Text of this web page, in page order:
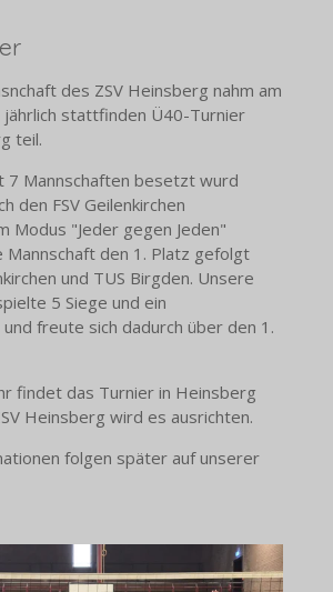
des ZSV Heinsberg nahm am
jährlich stattfinden Ü40-Turnier
teil.
7 Mannschaften besetzt wurd
den FSV Geilenkirchen
Modus "Jeder gegen Jeden"
den 1. Platz gefolgt
und TUS Birgden. Unsere
5 Siege und ein
freute sich dadurch über den 1.
findet das Turnier in Heinsberg
Heinsberg wird es ausrichten.
folgen später auf unserer